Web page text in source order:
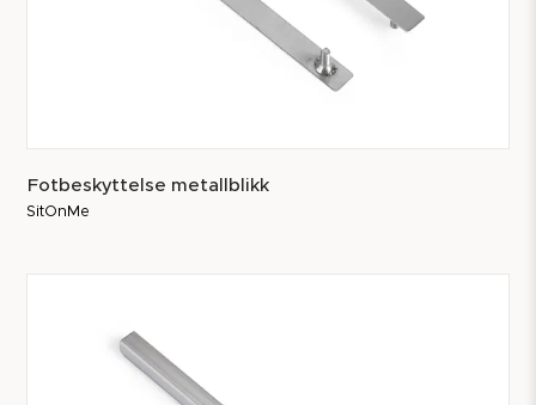
Fotbeskyttelse metallblikk
SitOnMe